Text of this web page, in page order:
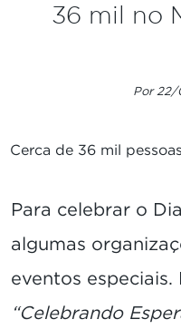
36 mil no
Por 22/
Cerca de 36 mil
Para celebrar o
algumas
eventos especiais.
“Celebrando